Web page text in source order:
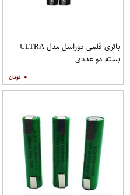
باتری قلمی دوراسل مدل ULTRA
بسته دو عددی
۰